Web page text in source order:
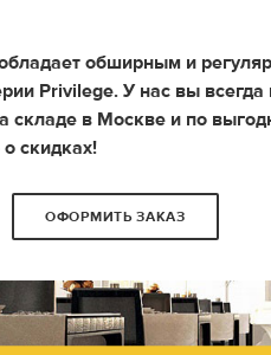
обширным и
Privilege. У нас вы всегда
складе в Москве и по
скидках!
ОФОРМИТЬ ЗАКАЗ